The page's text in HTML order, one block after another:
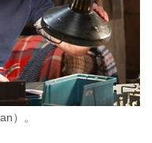
）。